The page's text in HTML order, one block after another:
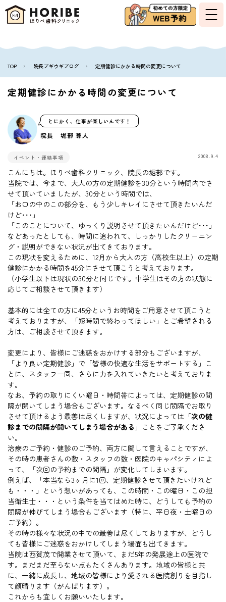
TOP 院長ブギウギブログ 定期健診にかかる時間の変更について
定期健診にかかる時間の変更について
とにかく、仕事が楽しいんです！
院長 堀部 尊人
イベント・連絡事項 2008.9.4
こんにちは。ほりべ歯科クリニック、院長の堀部です。
当院では、今まで、大人の方の定期健診を30分という時間内でさ
せて頂いていましたが、30分という時間では、
「お口の中のこの部分を、もう少しキレイにさせて頂きたいんだ
けど･･･」
「このことについて、ゆっくり説明させて頂きたいんだけど･･･」
などあったとしても、時間に追われて、しっかりしたクリーニン
グ・説明ができない状況が出てきております。
この現状を変えるために、12月から大人の方（高校生以上）の定期
健診にかかる時間を45分にさせて頂こうと考えております。
（小学生以下は現状の30分と同じです。中学生はその方の状態に
応じてご相談させて頂きます）
基本的には全ての方に45分というお時間をご用意させて頂こうと
考えておりますが、「短時間で終わってほしい」とご希望される
方は、ご相談させて頂きます。
変更により、皆様にご迷惑をおかけする部分もございますが、
「より良い定期健診」で「皆様の快適な生活をサポートする」こ
とに、スタッフ一同、さらに力を入れていきたいと考えておりま
す。
なお、予約の取りにくい曜日・時間帯によっては、定期健診の間
隔が開いてしまう場合もございます。なるべく同じ間隔でお取り
させて頂けるよう最善は尽くしますが、状況によっては「次の健
診までの間隔が開いてしまう場合がある 」ことをご了承くださ
い。
治療のご予約・健診のご予約、両方に関して言えることですが、
その時の患者さんの数・スタッフの数・医院のキャパシティによ
って、「次回の予約までの間隔」が変化してしまいます。
例えば、「本当なら3ヶ月に1回、定期健診させて頂きたいけれど
も・・・」という想いがあっても、この時間・この曜日・この担
当衛生士・・・という条件を当てはめた時に、どうしても予約の
間隔が伸びてしまう場合もございます（特に、平日夜・土曜日の
ご予約）。
その時の様々な状況の中での最善は尽くしておりますが、どうし
ても皆様にご迷惑をおかけしてしまう場面も出てきます。
当院は西賀茂で開業させて頂いて、まだ5年の発展途上の医院で
す。まだまだ至らない点もたくさんあります。地域の皆様と共
に、一緒に成長し、地域の皆様により愛される医院創りを目指し
て顔晴ります（がんばります）。
これからも宜しくお願いいたします。